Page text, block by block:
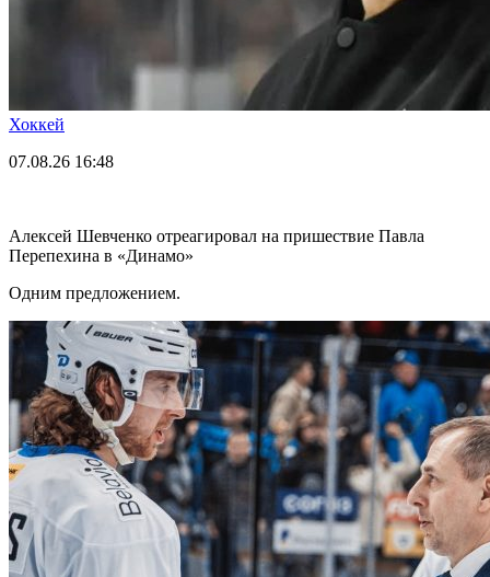
Хоккей
07.08.26 16:48
Алексей Шевченко отреагировал на пришествие Павла
Перепехина в «Динамо»
Одним предложением.